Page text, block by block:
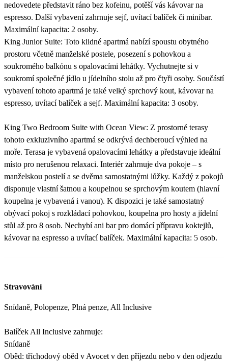
nedovedete představit ráno bez kofeinu, potěší vás kávovar na
espresso. Další vybavení zahrnuje sejf, uvítací balíček či minibar.
Maximální kapacita: 2 osoby.
King Junior Suite: Toto klidné apartmá nabízí spoustu obytného
prostoru včetně manželské postele, posezení s pohovkou a
soukromého balkónu s opalovacími lehátky. Vychutnejte si v
soukromí společné jídlo u jídelního stolu až pro čtyři osoby. Součástí
vybavení tohoto apartmá je také velký sprchový kout, kávovar na
espresso, uvítací balíček a sejf. Maximální kapacita: 3 osoby.
King Two Bedroom Suite with Ocean View: Z prostorné terasy
tohoto exkluzivního apartmá se odkrývá dechberoucí výhled na
moře. Terasa je vybavená opalovacími lehátky a představuje ideální
místo pro nerušenou relaxaci. Interiér zahrnuje dva pokoje – s
manželskou postelí a se dvěma samostatnými lůžky. Každý z pokojů
disponuje vlastní šatnou a koupelnou se sprchovým koutem (hlavní
koupelna je vybavená i vanou). K dispozici je také samostatný
obývací pokoj s rozkládací pohovkou, koupelna pro hosty a jídelní
stůl až pro 8 osob. Nechybí ani bar pro domácí přípravu koktejlů,
kávovar na espresso a uvítací balíček. Maximální kapacita: 5 osob.
Stravování
Snídaně, Polopenze, Plná penze, All Inclusive
Balíček All Inclusive zahrnuje:
Snídaně
Oběd: tříchodový oběd v Avocet v den příjezdu nebo v den odjezdu